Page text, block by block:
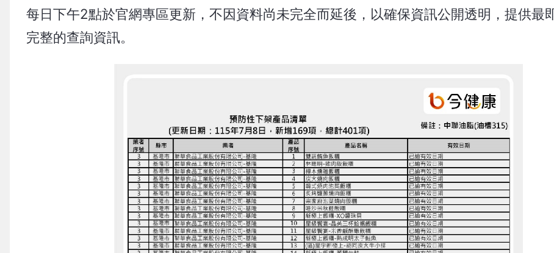
每日下午2點於官網專區更新，不因資料尚未完全而延後，以確保資訊公開透明，提供最
完整的查詢資訊。